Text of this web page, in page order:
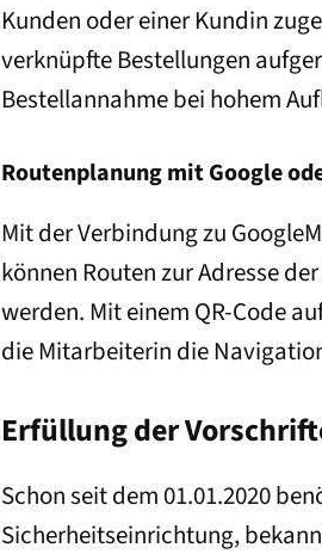
Kunden oder einer Kundin
verknüpfte Bestellungen
Bestellannahme bei hohem
Routenplanung mit Google
Mit der Verbindung zu
können Routen zur Adresse
werden. Mit einem QR-Code
die Mitarbeiterin die
Erfüllung der
Schon seit dem 01.01.2020
Sicherheitseinrichtung,